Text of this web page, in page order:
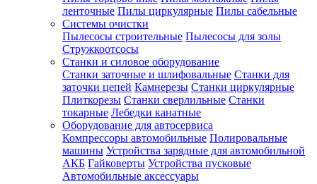
ленточные Пилы циркулярные Пилы сабельные
Системы очистки
Пылесосы строительные Пылесосы для золы
Стружкоотсосы
Станки и силовое оборудование
Станки заточные и шлифовальные Станки для
заточки цепей Камнерезы Станки циркулярные
Плиткорезы Станки сверлильные Станки
токарные Лебедки канатные
Оборудование для автосервиса
Компрессоры автомобильные Полировальные
машины Устройства зарядные для автомобильной
АКБ Гайковерты Устройства пусковые
Автомобильные аксессуары